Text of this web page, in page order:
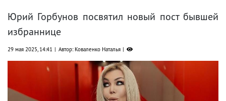
Юрий Горбунов посвятил новый пост бывшей
избраннице
29 мая 2025, 14:41 Автор: Коваленко Наталья